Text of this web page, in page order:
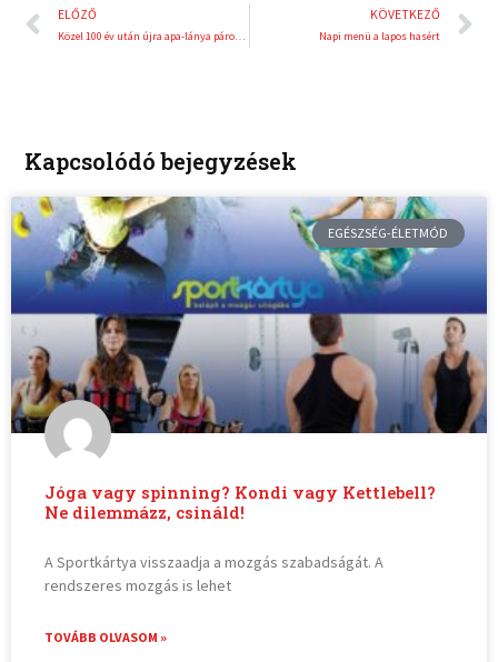
Előző
ELŐZŐ KÖVETKEZŐ
Napi menü a lapos hasért
Kapcsolódó bejegyzések
EGÉSZSÉG-ÉLETMÓD
Jóga vagy spinning? Kondi vagy Kettlebell?
Ne dilemmázz, csináld!
A Sportkártya visszaadja a mozgás szabadságát. A
rendszeres mozgás is lehet
TOVÁBB OLVASOM »